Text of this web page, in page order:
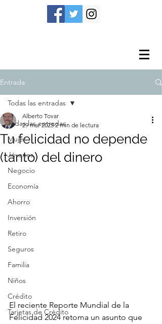
Entrada
Todas las entradas
Mujer
Jóvenes
Negocio
Economía
Ahorro
Inversión
Retiro
Seguros
Familia
Niños
Crédito
Tarjetas de Crédito
Todas las entradas
Tu felicidad no depende
(tanto) del dinero
Alberto Tovar
29 mar 2025 2 min de lectura
El reciente Reporte Mundial de la
Felicidad 2024 retoma un asunto que